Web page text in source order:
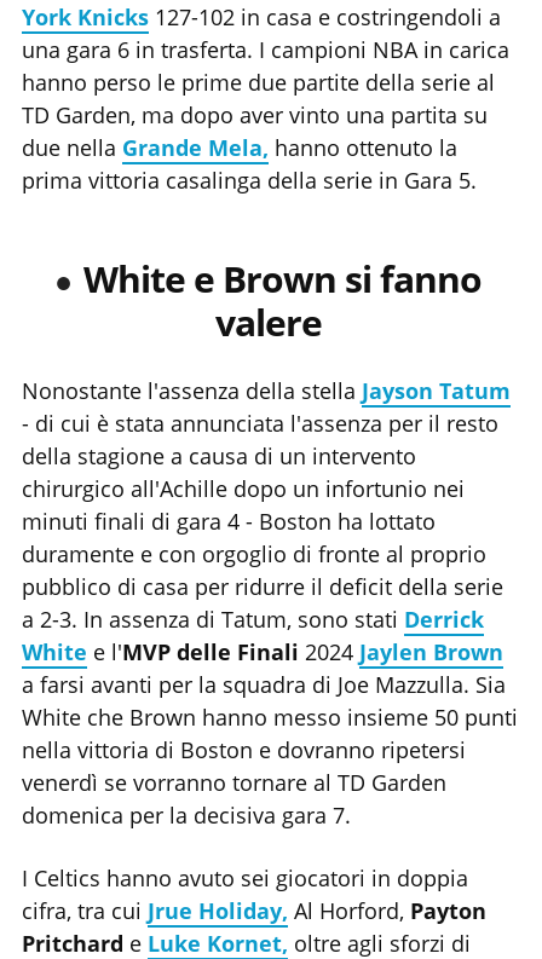
York Knicks127-102 in casa e costringendoli a
una gara 6 in trasferta. I campioni NBA in carica
hanno perso le prime due partite della serie al
TD Garden, ma dopo aver vinto una partita su
due nella Grande Mela, hanno ottenuto la
prima vittoria casalinga della serie in Gara 5.
White e Brown si fanno
valere
Nonostante l'assenza della stella Jayson Tatum
- di cui è stata annunciata l'assenza per il resto
della stagione a causa di un intervento
chirurgico all'Achille dopo un infortunio nei
minuti finali di gara 4 - Boston ha lottato
duramente e con orgoglio di fronte al proprio
pubblico di casa per ridurre il deficit della serie
a 2-3. In assenza di Tatum, sono stati Derrick
White e l'MVP delle Finali 2024 Jaylen Brown
a farsi avanti per la squadra di Joe Mazzulla. Sia
White che Brown hanno messo insieme 50 punti
nella vittoria di Boston e dovranno ripetersi
venerdì se vorranno tornare al TD Garden
domenica per la decisiva gara 7.
I Celtics hanno avuto sei giocatori in doppia
cifra, tra cui Jrue Holiday, Al Horford, Payton
Pritchard e Luke Kornet, oltre agli sforzi di